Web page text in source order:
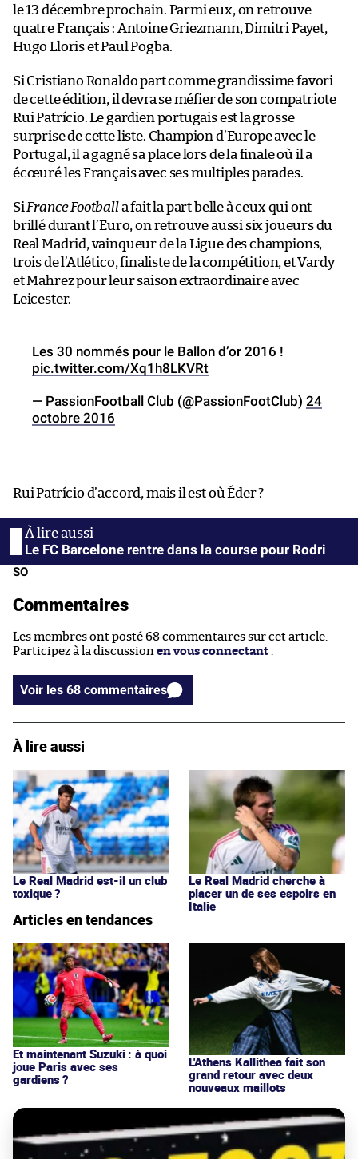
le 13 décembre prochain. Parmi eux, on retrouve
quatre Français : Antoine Griezmann, Dimitri Payet,
Hugo Lloris et Paul Pogba.
Si Cristiano Ronaldo part comme grandissime favori
de cette édition, il devra se méfier de son compatriote
Rui Patrício. Le gardien portugais est la grosse
surprise de cette liste. Champion d’Europe avec le
Portugal, il a gagné sa place lors de la finale où il a
écœuré les Français avec ses multiples parades.
Si France Footballa fait la part belle à ceux qui ont
brillé durant l’Euro, on retrouve aussi six joueurs du
Real Madrid, vainqueur de la Ligue des champions,
trois de l’Atlético, finaliste de la compétition, et Vardy
et Mahrez pour leur saison extraordinaire avec
Leicester.
Les 30 nommés pour le Ballon d’or 2016 !
pic.twitter.com/Xq1h8LKVRt
— PassionFootball Club (@PassionFootClub) 24
octobre 2016
Rui Patrício d’accord, mais il est où Éder ?
Le FC Barcelone rentre dans la course pour Rodri
SO
Commentaires
Les membres ont posté 68 commentaires sur cet article.
Participez à la discussion en vous connectant .
Voir les 68 commentaires
À lire aussi
Le Real Madrid est-il un club
toxique ?
Le Real Madrid cherche à
placer un de ses espoirs en
Italie
Articles en tendances
Et maintenant Suzuki : à quoi
joue Paris avec ses
gardiens ?
L'Athens Kallithea fait son
grand retour avec deux
nouveaux maillots